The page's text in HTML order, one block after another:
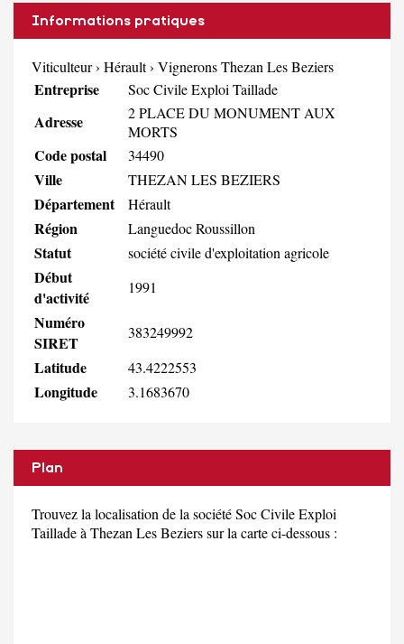
Informations pratiques
Viticulteur› Hérault› Vignerons Thezan Les Beziers
Entreprise Soc Civile Exploi Taillade
Adresse
2 PLACE DU MONUMENT AUX
MORTS
Code postal 34490
Ville THEZAN LES BEZIERS
Département Hérault
Région Languedoc Roussillon
Statut société civile d'exploitation agricole
Début
d'activité
1991
Numéro
SIRET
383249992
Latitude 43.4222553
Longitude 3.1683670
Plan
Trouvez la localisation de la société Soc Civile Exploi
Taillade à Thezan Les Beziers sur la carte ci-dessous :